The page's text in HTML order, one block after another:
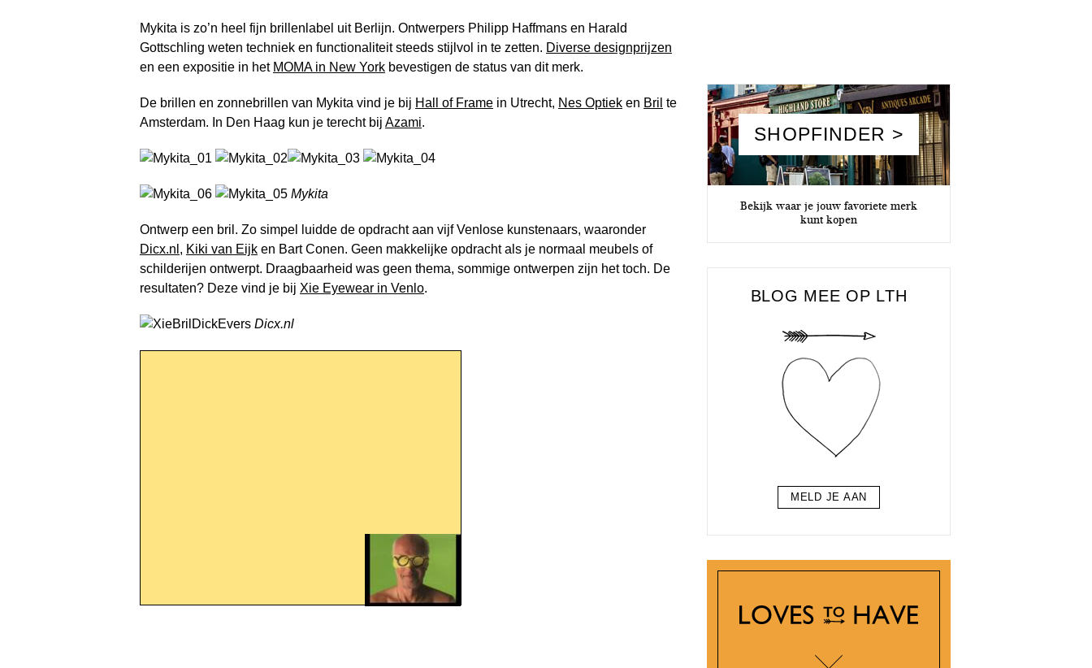
Mykita is zo’n heel fijn brillenlabel uit Berlijn. Ontwerpers Philipp Haffmans en Harald
Gottschling weten techniek en functionaliteit steeds stijlvol in te zetten. Diverse designprijzen
en een expositie in het MOMA in New York bevestigen de status van dit merk.
De brillen en zonnebrillen van Mykita vind je bij Hall of Frame in Utrecht, Nes Optiek en Bril te
Amsterdam. In Den Haag kun je terecht bij Azami.
Mykita
Ontwerp een bril. Zo simpel luidde de opdracht aan vijf Venlose kunstenaars, waaronder
Dicx.nl , Kiki van Eijk en Bart Conen. Geen makkelijke opdracht als je normaal meubels of
schilderijen ontwerpt. Draagbaarheid was geen thema, sommige ontwerpen zijn het toch. De
resultaten? Deze vind je bij Xie Eyewear in Venlo.
Dicx.nl
SHOPFINDER >
Bekijk waar je jouw favoriete merk
kunt kopen
BLOG MEE OP LTH
MELD JE AAN